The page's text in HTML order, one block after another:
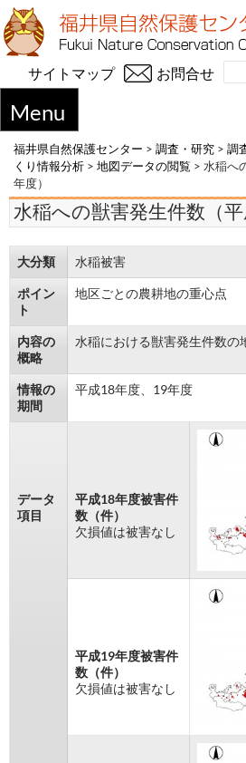
お問合せ
サイトマップ
Menu
福井県自然保護センター > 調査・研究 > 調
くり情報分析 > 地図データの閲覧 > 水稲へ
年度）
水稲への獣害発生件数（平
大分類 水稲被害
ポイン
ト
地区ごとの農耕地の重心点
内容の
概略
水稲における獣害発生件数の
情報の
期間
平成18年度、19年度
データ
項目
平成18年度被害件
数（件）
欠損値は被害なし
平成19年度被害件
数（件）
欠損値は被害なし